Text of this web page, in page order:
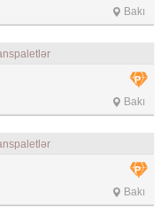
Bakı
Bakı
Bakı